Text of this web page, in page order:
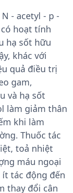
- acetyl - p -
hoạt tính
hạ sốt hữu
khác với
quả điều trị
gam,
và hạ sốt
làm giảm thân
khi làm
Thuốc tác
toả nhiệt
máu ngoại
tác động đến
thay đổi cân